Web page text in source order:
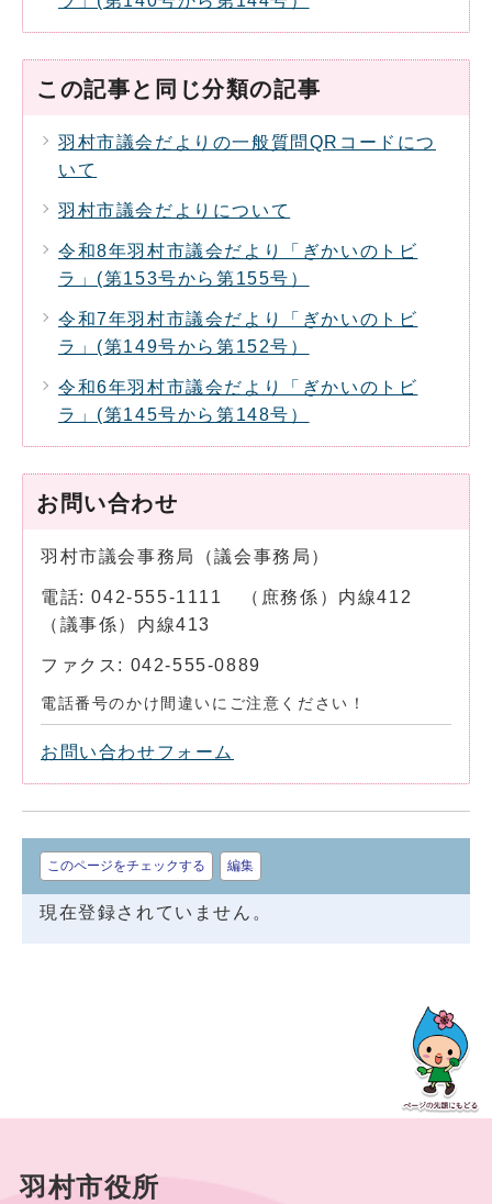
この記事と同じ分類の記事
羽村市議会だよりの一般質問QRコードにつ
いて
羽村市議会だよりについて
令和8年羽村市議会だより「ぎかいのトビ
ラ」(第153号から第155号）
令和7年羽村市議会だより「ぎかいのトビ
ラ」(第149号から第152号）
令和6年羽村市議会だより「ぎかいのトビ
ラ」(第145号から第148号）
お問い合わせ
羽村市議会事務局（議会事務局）
電話: 042-555-1111 （庶務係）内線412
（議事係）内線413
ファクス: 042-555-0889
電話番号のかけ間違いにご注意ください！
お問い合わせフォーム
このページをチェックする 編集
現在登録されていません。
羽村市役所